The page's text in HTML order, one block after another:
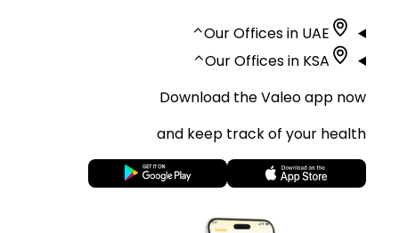
Our Offices in UAE
⌃
Our Offices in KSA
⌃
Download the Valeo app now
and keep track of your health